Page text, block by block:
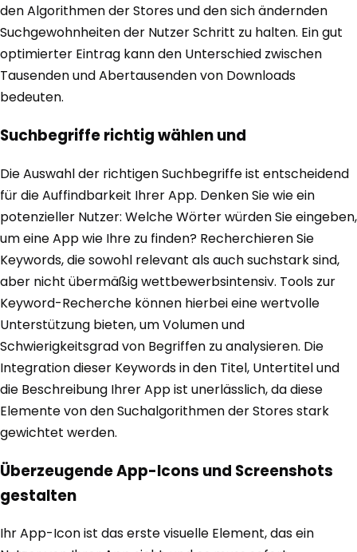
den Algorithmen der Stores und den sich ändernden
Suchgewohnheiten der Nutzer Schritt zu halten. Ein gut
optimierter Eintrag kann den Unterschied zwischen
Tausenden und Abertausenden von Downloads
bedeuten.
Suchbegriffe richtig wählen und
Die Auswahl der richtigen Suchbegriffe ist entscheidend
für die Auffindbarkeit Ihrer App. Denken Sie wie ein
potenzieller Nutzer: Welche Wörter würden Sie eingeben,
um eine App wie Ihre zu finden? Recherchieren Sie
Keywords, die sowohl relevant als auch suchstark sind,
aber nicht übermäßig wettbewerbsintensiv. Tools zur
Keyword-Recherche können hierbei eine wertvolle
Unterstützung bieten, um Volumen und
Schwierigkeitsgrad von Begriffen zu analysieren. Die
Integration dieser Keywords in den Titel, Untertitel und
die Beschreibung Ihrer App ist unerlässlich, da diese
Elemente von den Suchalgorithmen der Stores stark
gewichtet werden.
Überzeugende App-Icons und Screenshots
gestalten
Ihr App-Icon ist das erste visuelle Element, das ein